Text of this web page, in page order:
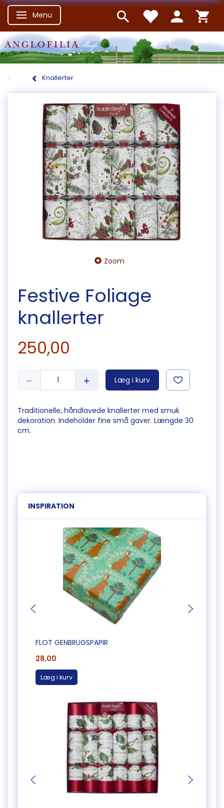
Skifte navigation
Menu
Knallerter
Zoom
Festive Foliage
knallerter
250,00
Læg i kurv
Traditionelle, håndlavede knallerter med smuk
dekoration. Indeholder fine små gaver. Længde 30
cm.
INSPIRATION
FLOT GENBRUGSPAPIR
28,00
Læg i kurv